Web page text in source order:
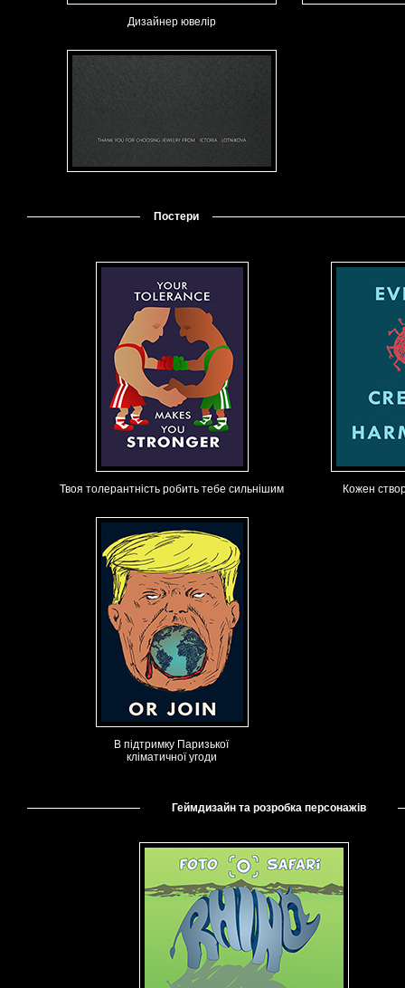
Дизайнер ювелір
Постери
Твоя толерантність робить тебе сильнішим Кожен
В підтримку Паризької
кліматичної угоди
Геймдизайн та розробка персонажів